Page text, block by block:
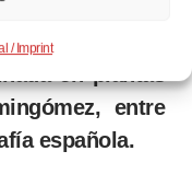
/ Imprint
en situación
las de Cañada
entre
española.